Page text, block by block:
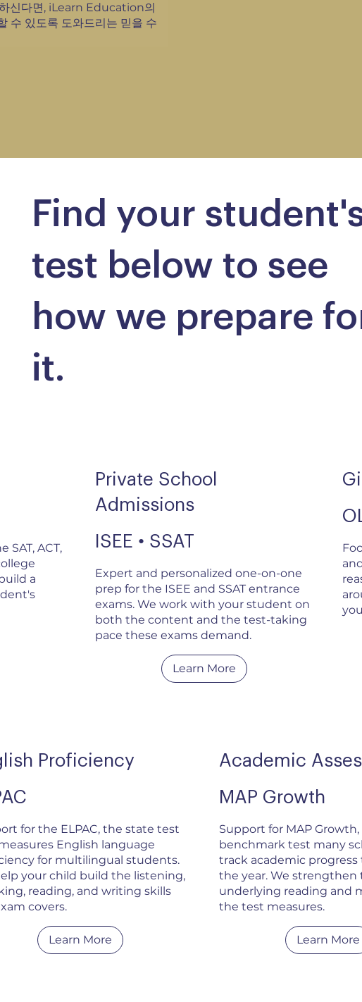
신다면, iLearn Education의
수 있도록 도와드리는 믿을 수
Find your
test below to see
how we prepare
it.
SAT, ACT,
a
Private School
Admissions
ISEE • SSAT
Expert and personalized one-on-one
prep for the ISEE and SSAT entrance
exams. We work with your student on
both the content and the test-taking
pace these exams demand.
Learn More
Proficiency
for the ELPAC, the state test
English language
for multilingual students.
your child build the listening,
reading, and writing skills
covers.
Learn More
Academic
MAP Growth
Support for MAP
benchmark test many
track academic
the year. We strengthen
underlying reading and
the test measures.
Learn More